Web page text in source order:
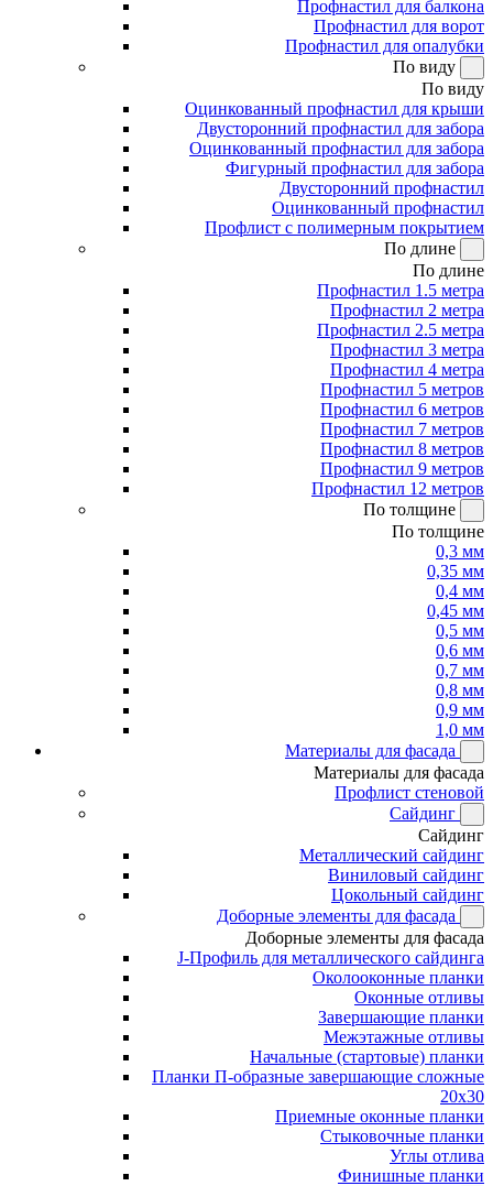
Профнастил для балкона
Профнастил для ворот
Профнастил для опалубки
По виду
По виду
Оцинкованный профнастил для крыши
Двусторонний профнастил для забора
Оцинкованный профнастил для забора
Фигурный профнастил для забора
Двусторонний профнастил
Оцинкованный профнастил
Профлист с полимерным покрытием
По длине
По длине
Профнастил 1.5 метра
Профнастил 2 метра
Профнастил 2.5 метра
Профнастил 3 метра
Профнастил 4 метра
Профнастил 5 метров
Профнастил 6 метров
Профнастил 7 метров
Профнастил 8 метров
Профнастил 9 метров
Профнастил 12 метров
По толщине
По толщине
0,3 мм
0,35 мм
0,4 мм
0,45 мм
0,5 мм
0,6 мм
0,7 мм
0,8 мм
0,9 мм
1,0 мм
Материалы для фасада
Материалы для фасада
Профлист стеновой
Сайдинг
Сайдинг
Металлический сайдинг
Виниловый сайдинг
Цокольный сайдинг
Доборные элементы для фасада
Доборные элементы для фасада
J-Профиль для металлического сайдинга
Околооконные планки
Оконные отливы
Завершающие планки
Межэтажные отливы
Начальные (стартовые) планки
Планки П-образные завершающие сложные
20x30
Приемные оконные планки
Стыковочные планки
Углы отлива
Финишные планки